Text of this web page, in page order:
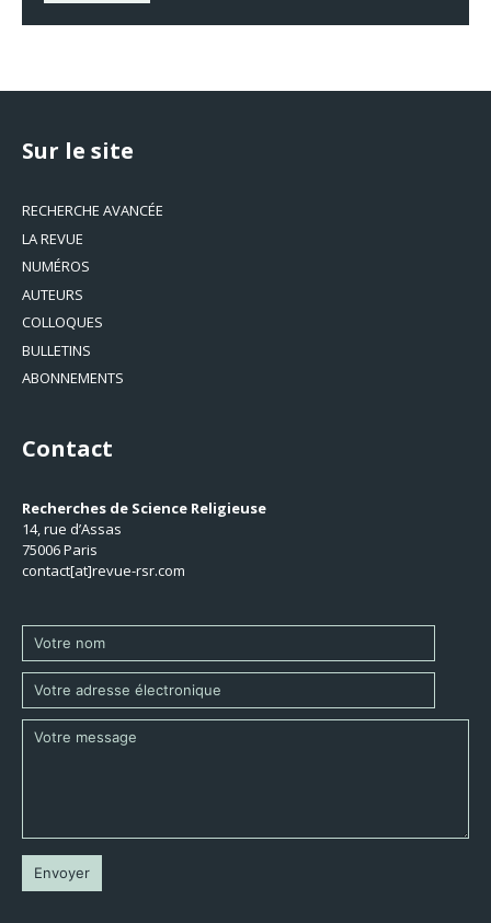
Sur le site
RECHERCHE AVANCÉE
LA REVUE
NUMÉROS
AUTEURS
COLLOQUES
BULLETINS
ABONNEMENTS
Contact
Recherches de Science Religieuse
14, rue d’Assas
75006 Paris
contact[at]revue-rsr.com